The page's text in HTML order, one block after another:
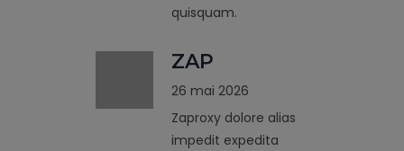
quisquam.
ZAP
26 mai 2026
Zaproxy dolore alias
impedit expedita